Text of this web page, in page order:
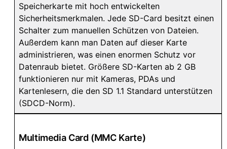
Speicherkarte mit hoch entwickelten
Sicherheitsmerkmalen. Jede SD-Card besitzt einen
Schalter zum manuellen Schützen von Dateien.
Außerdem kann man Daten auf dieser Karte
administrieren, was einen enormen Schutz vor
Datenraub bietet. Größere SD-Karten ab 2 GB
funktionieren nur mit Kameras, PDAs und
Kartenlesern, die den SD 1.1 Standard unterstützen
(SDCD-Norm).
Multimedia Card (MMC Karte)